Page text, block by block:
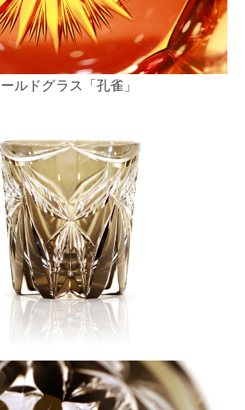
ルドグラス「孔雀」